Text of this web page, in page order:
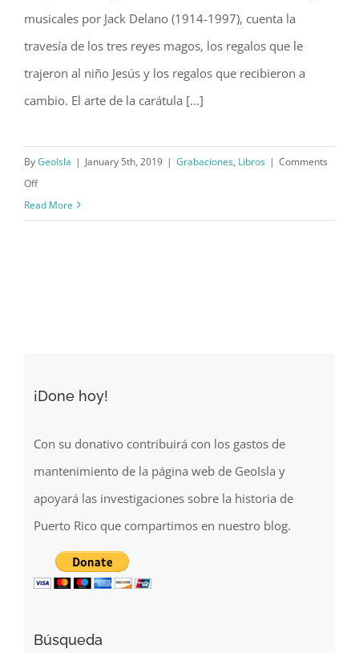
musicales por Jack Delano (1914-1997), cuenta la
travesía de los tres reyes magos, los regalos que le
trajeron al niño Jesús y los regalos que recibieron a
cambio. El arte de la carátula [...]
ByGeoIsla | January 5th, 2019 | Grabaciones, Libros | Comments
Offon
Los
Read More
¡Done hoy!
Con su donativo contribuirá con los gastos de
mantenimiento de la página web de GeoIsla y
apoyará las investigaciones sobre la historia de
Puerto Rico que compartimos en nuestro blog.
Búsqueda